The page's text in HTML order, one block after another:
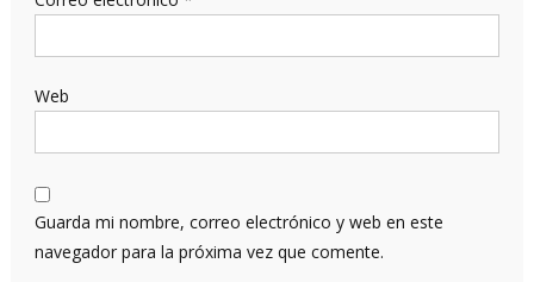
Web
Guarda mi nombre, correo electrónico y web en este
navegador para la próxima vez que comente.